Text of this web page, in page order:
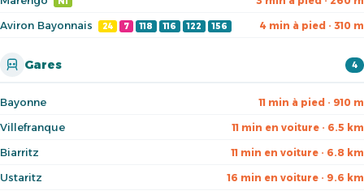
Aviron Bayonnais 24 7 118 116 122 156 4 min à pied · 310 m
Gares 4
Bayonne 11 min à pied · 910 m
Villefranque 11 min en voiture · 6.5 km
Biarritz 11 min en voiture · 6.8 km
Ustaritz 16 min en voiture · 9.6 km